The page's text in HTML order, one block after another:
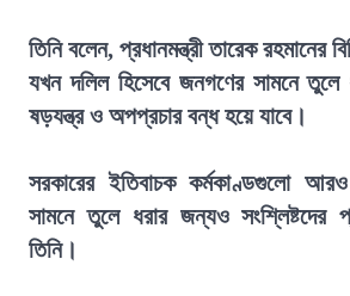
তিনি বলেন, প্রধানমন্ত্রী তারেক
যখন দলিল হিসেবে জনগণের সামনে
ষড়যন্ত্র ও অপপ্রচার বন্ধ হয়ে যাবে।
সরকারের ইতিবাচক কর্মকাণ্ডগুলো
সামনে তুলে ধরার জন্যও সংশ্লিষ্টদের
তিনি।